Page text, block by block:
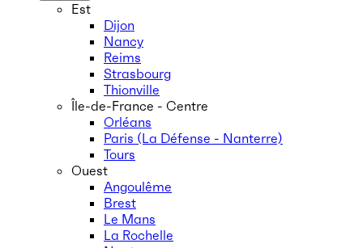
Est
Dijon
Nancy
Reims
Strasbourg
Thionville
Île-de-France - Centre
Orléans
Paris (La Défense - Nanterre)
Tours
Ouest
Angoulême
Brest
Le Mans
La Rochelle